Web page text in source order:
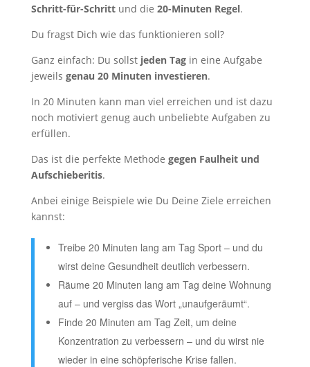
Schritt-für-Schrittund die 20-Minuten Regel.
Du fragst Dich wie das funktionieren soll?
Ganz einfach: Du sollst jeden Tagin eine Aufgabe
jeweils genau 20 Minuten investieren.
In 20 Minuten kann man viel erreichen und ist dazu
noch motiviert genug auch unbeliebte Aufgaben zu
erfüllen.
Das ist die perfekte Methode gegen Faulheit und
Aufschieberitis.
Anbei einige Beispiele wie Du Deine Ziele erreichen
kannst:
Treibe 20 Minuten lang am Tag Sport – und du
wirst deine Gesundheit deutlich verbessern.
Räume 20 Minuten lang am Tag deine Wohnung
auf – und vergiss das Wort „unaufgeräumt“.
Finde 20 Minuten am Tag Zeit, um deine
Konzentration zu verbessern – und du wirst nie
wieder in eine schöpferische Krise fallen.